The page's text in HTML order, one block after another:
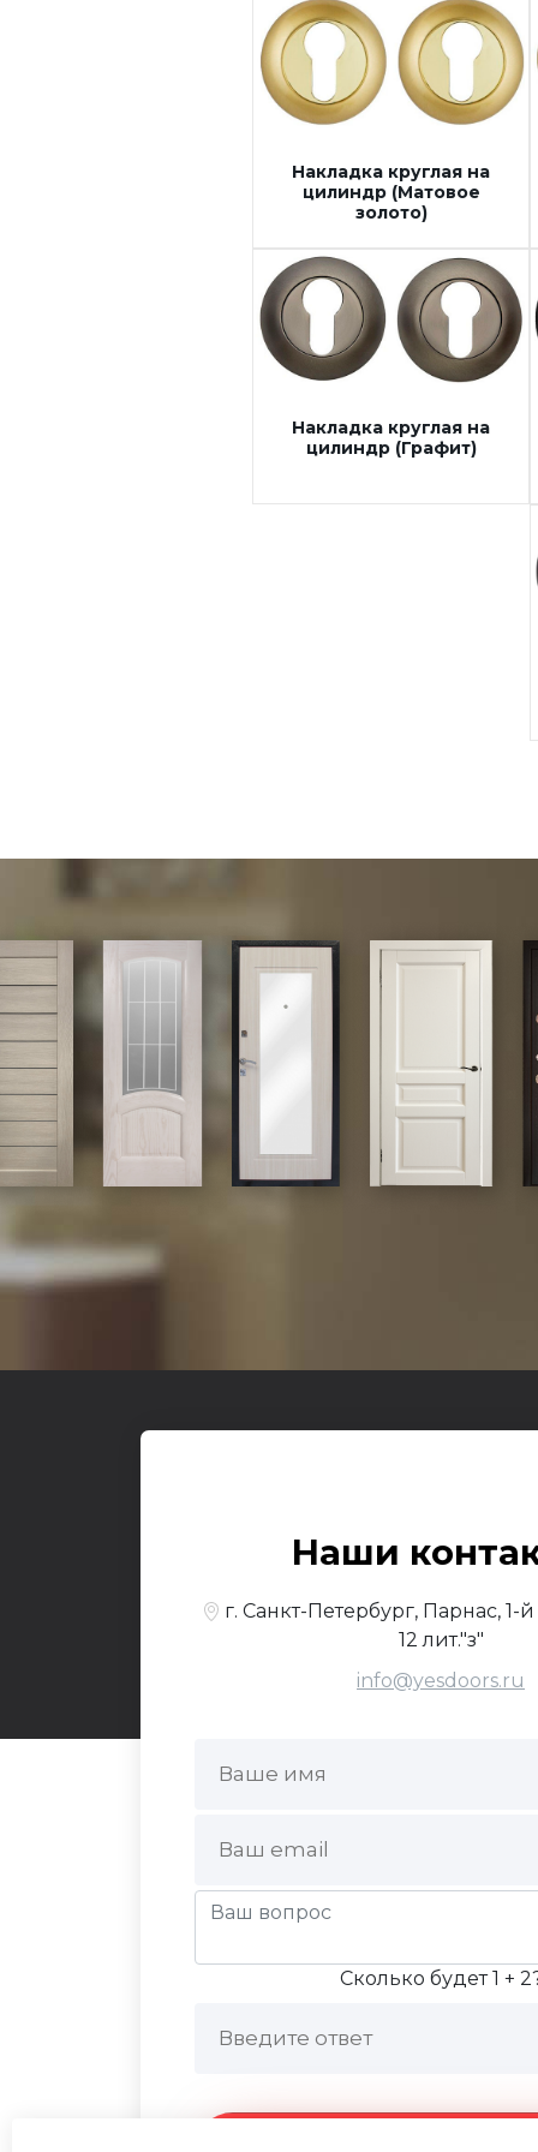
Накладка круглая на
цилиндр (Матовое
золото)
Накладка круглая на
цилиндр (Графит)
Наши
г. Санкт-Петербург, Парнас,
12 лит."з"
info@yesdoors.ru
Сколько будет 1 +